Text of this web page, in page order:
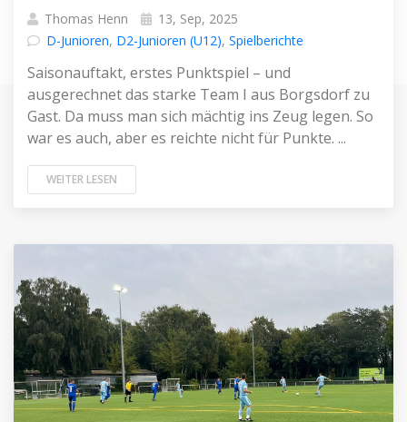
Thomas Henn
13, Sep, 2025
D-Junioren, D2-Junioren (U12), Spielberichte
Saisonauftakt, erstes Punktspiel – und
ausgerechnet das starke Team I aus Borgsdorf zu
Gast. Da muss man sich mächtig ins Zeug legen. So
war es auch, aber es reichte nicht für Punkte. ...
WEITER LESEN